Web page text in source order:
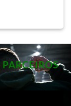
PARCEIROS